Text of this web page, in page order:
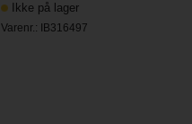
Ikke på lager
Varenr.: IB316497